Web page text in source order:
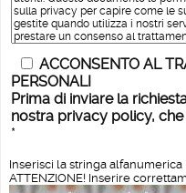
ACCONSENTO AL
PERSONALI
Prima di inviare la
nostra privacy policy,
*
Inserisci la stringa
ATTENZIONE! Inserire